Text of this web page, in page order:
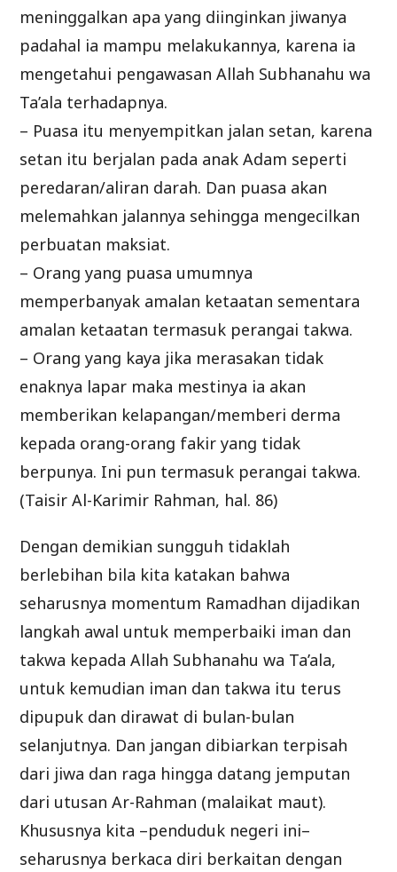
meninggalkan apa yang diinginkan jiwanya
padahal ia mampu melakukannya, karena ia
mengetahui pengawasan Allah Subhanahu wa
Ta’ala terhadapnya.
– Puasa itu menyempitkan jalan setan, karena
setan itu berjalan pada anak Adam seperti
peredaran/aliran darah. Dan puasa akan
melemahkan jalannya sehingga mengecilkan
perbuatan maksiat.
– Orang yang puasa umumnya
memperbanyak amalan ketaatan sementara
amalan ketaatan termasuk perangai takwa.
– Orang yang kaya jika merasakan tidak
enaknya lapar maka mestinya ia akan
memberikan kelapangan/memberi derma
kepada orang-orang fakir yang tidak
berpunya. Ini pun termasuk perangai takwa.
(Taisir Al-Karimir Rahman, hal. 86)
Dengan demikian sungguh tidaklah
berlebihan bila kita katakan bahwa
seharusnya momentum Ramadhan dijadikan
langkah awal untuk memperbaiki iman dan
takwa kepada Allah Subhanahu wa Ta’ala,
untuk kemudian iman dan takwa itu terus
dipupuk dan dirawat di bulan-bulan
selanjutnya. Dan jangan dibiarkan terpisah
dari jiwa dan raga hingga datang jemputan
dari utusan Ar-Rahman (malaikat maut).
Khususnya kita –penduduk negeri ini–
seharusnya berkaca diri berkaitan dengan